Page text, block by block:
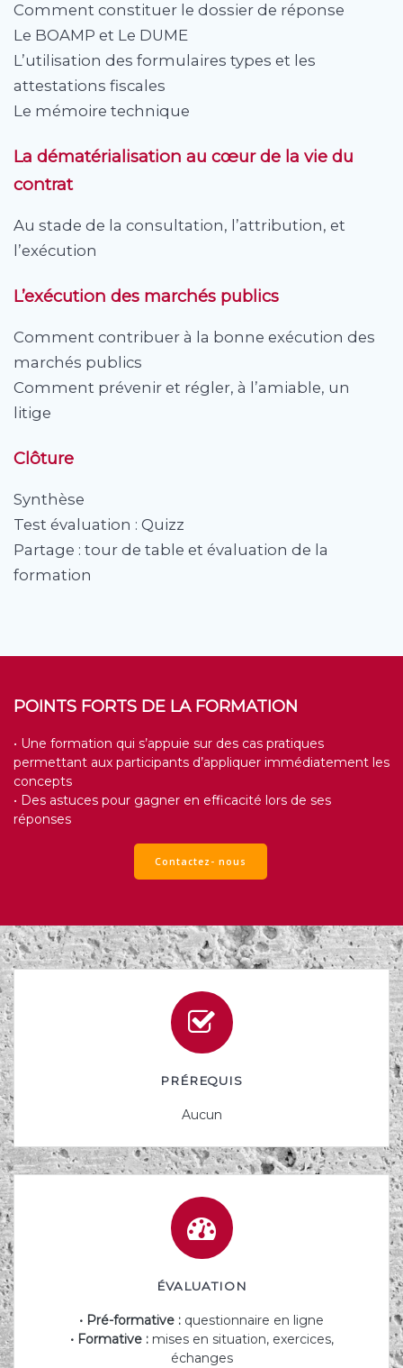
Comment constituer le dossier de réponse
Le BOAMP et Le DUME
L’utilisation des formulaires types et les
attestations fiscales
Le mémoire technique
La dématérialisation au cœur de la vie du
contrat
Au stade de la consultation, l’attribution, et
l’exécution
L’exécution des marchés publics
Comment contribuer à la bonne exécution des
marchés publics
Comment prévenir et régler, à l’amiable, un
litige
Clôture
Synthèse
Test évaluation : Quizz
Partage : tour de table et évaluation de la
formation
POINTS FORTS DE LA FORMATION
• Une formation qui s’appuie sur des cas pratiques
permettant aux participants d’appliquer immédiatement les
concepts
• Des astuces pour gagner en efficacité lors de ses
réponses
Contactez- nous
PRÉREQUIS
Aucun
ÉVALUATION
• Pré-formative : questionnaire en ligne
• Formative :mises en situation, exercices,
échanges